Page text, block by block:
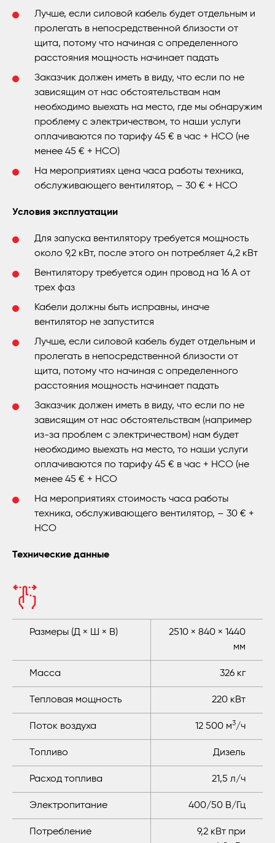
Лучше, если силовой кабель будет отдельным и
пролегать в непосредственной близости от
щита, потому что начиная с определенного
расстояния мощность начинает падать
Заказчик должен иметь в виду, что если по не
зависящим от нас обстоятельствам нам
необходимо выехать на место, где мы обнаружим
проблему с электричеством, то наши услуги
оплачиваются по тарифу 45 € в час + НСО (не
менее 45 € + НСО)
На мероприятиях цена часа работы техника,
обслуживающего вентилятор, – 30 € + НСО
Условия эксплуатации
Для запуска вентилятору требуется мощность
около 9,2 кВт, после этого он потребляет 4,2 кВт
Вентилятору требуется один провод на 16 А от
трех фаз
Кабели должны быть исправны, иначе
вентилятор не запустится
Лучше, если силовой кабель будет отдельным и
пролегать в непосредственной близости от
щита, потому что начиная с определенного
расстояния мощность начинает падать
Заказчик должен иметь в виду, что если по не
зависящим от нас обстоятельствам (например
из-за проблем с электричеством) нам будет
необходимо выехать на место, то наши услуги
оплачиваются по тарифу 45 € в час + НСО (не
менее 45 € + НСО
На мероприятиях стоимость часа работы
техника, обслуживающего вентилятор, – 30 € +
НСО
Технические данные
Размеры (Д × Ш × В)
2510 × 840 × 1440
мм
Масса 326 кг
Тепловая мощность 220 кВт
Поток воздуха 12 500 м3/ч
Топливо Дизель
Расход топлива 21,5 л/ч
Электропитание 400/50 В/Гц
Потребление
9,2 кВт при